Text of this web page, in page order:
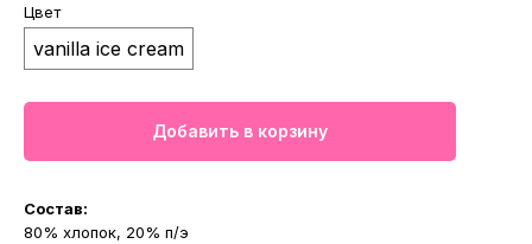
Цвет
vanilla ice cream
Добавить в корзину
Состав:
80% хлопок, 20% п/э